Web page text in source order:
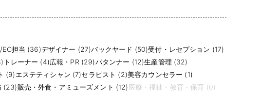
EC担当 (36)デザイナー (27)バックヤード (50)受付・レセプション (17)
トレーナー (4)広報・PR (29)パタンナー (12)生産管理 (32)
(9)エステティシャン (7)セラピスト (2)美容カウンセラー (1)
(23)販売・外食・アミューズメント (12)医療・福祉・教育・保育 (0)